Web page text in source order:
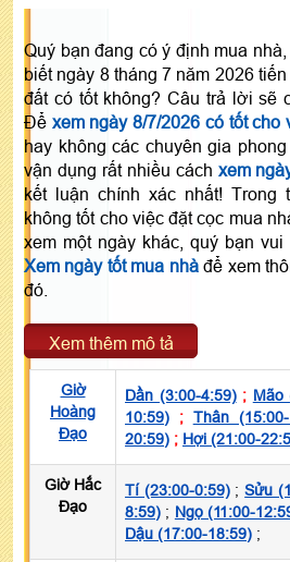
Quý bạn đang có ý định mua
biết ngày 8 tháng 7 năm 2026
đất có tốt không? Câu trả lời sẽ
Để xem ngày 8/7/2026 có tốt cho
hay không các chuyên gia
vận dụng rất nhiều cách xem
kết luận chính xác nhất! Trong
không tốt cho việc đặt cọc mua
xem một ngày khác, quý bạn
Xem ngày tốt mua nhàđể xem
đó.
Xem thêm mô tả
Giờ
Hoàng
Đạo
Dần (3:00-4:59); Mão
10:59) ; Thân
20:59) ; Hợi (21:00-
Giờ Hắc
Đạo
Tí (23:00-0:59);Sửu
8:59) ; Ngọ (11:00-
Dậu (17:00-18:59) ;